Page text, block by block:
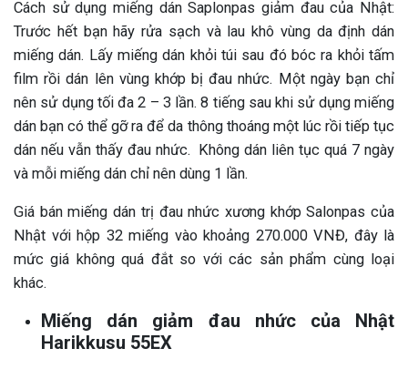
Cách sử dụng miếng dán Saplonpas giảm đau của Nhật:
Trước hết bạn hãy rửa sạch và lau khô vùng da định dán
miếng dán. Lấy miếng dán khỏi túi sau đó bóc ra khỏi tấm
film rồi dán lên vùng khớp bị đau nhức. Một ngày bạn chỉ
nên sử dụng tối đa 2 – 3 lần. 8 tiếng sau khi sử dụng miếng
dán bạn có thể gỡ ra để da thông thoáng một lúc rồi tiếp tục
dán nếu vẫn thấy đau nhức. Không dán liên tục quá 7 ngày
và mỗi miếng dán chỉ nên dùng 1 lần.
Giá bán miếng dán trị đau nhức xương khớp Salonpas của
Nhật với hộp 32 miếng vào khoảng 270.000 VNĐ, đây là
mức giá không quá đắt so với các sản phẩm cùng loại
khác.
Miếng dán giảm đau nhức của Nhật
Harikkusu 55EX